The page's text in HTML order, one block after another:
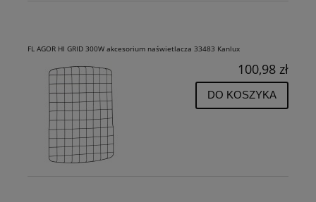
FL AGOR HI GRID 300W akcesorium naświetlacza 33483 Kanlux
100,98 zł
DO KOSZYKA